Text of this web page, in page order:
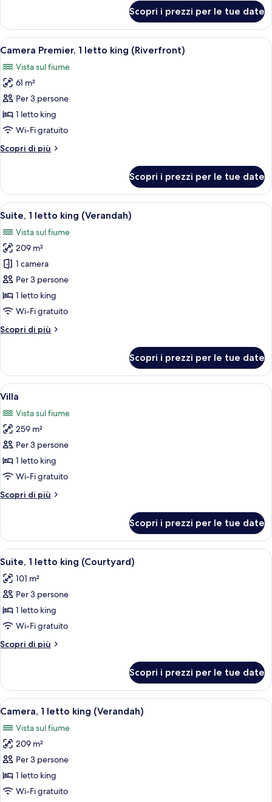
Suite,
letto
Scopri i prezzi per le tue date
Apri
tutte
le
foto
per
Camera
Premier,
letto
Una camera d'albergo moderna
6
Camera Premier, 1 letto king (Riverfront)
Vista sul fiume
61 m²
Per 3 persone
1 letto king
Wi-Fi gratuito
Scopri di più
Altri
Premier,
letto
(Riverfront)
Scopri i prezzi per le tue date
Apri
tutte
le
foto
per
Suite,
1
letto
(Verandah)
Una camera d'albergo moderna
6
Suite, 1 letto king (Verandah)
Vista sul fiume
209 m²
1 camera
Per 3 persone
1 letto king
Wi-Fi gratuito
Scopri di più
Altri
1
letto
king
Scopri i prezzi per le tue date
Apri
tutte
le
foto
per
Villa
Un edificio moderno con piscina,
9
Villa
Vista sul fiume
259 m²
Per 3 persone
1 letto king
Wi-Fi gratuito
Scopri di più
Altri
Scopri i prezzi per le tue date
Apri
tutte
le
foto
per
Suite,
1
letto
(Courtyard)
Una camera d'hotel moderna con
6
Suite, 1 letto king (Courtyard)
101 m²
Per 3 persone
1 letto king
Wi-Fi gratuito
Scopri di più
Altri
1
letto
king
Scopri i prezzi per le tue date
Apri
tutte
le
foto
per
Camera,
1
Una terrazza sul tetto con piscina,
5
Camera, 1 letto king (Verandah)
Vista sul fiume
209 m²
Per 3 persone
1 letto king
Wi-Fi gratuito